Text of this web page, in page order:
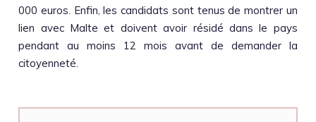
000 euros. Enfin, les candidats sont tenus de montrer un
lien avec Malte et doivent avoir résidé dans le pays
pendant au moins 12 mois avant de demander la
citoyenneté.